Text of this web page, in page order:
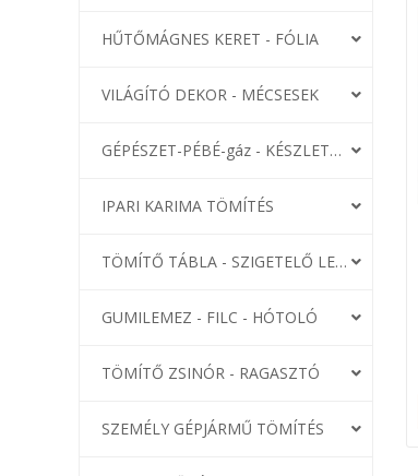
HŰTŐMÁGNES KERET - FÓLIA
VILÁGÍTÓ DEKOR - MÉCSESEK
GÉPÉSZET-PÉBÉ-gáz - KÉSZLETEK
IPARI KARIMA TÖMÍTÉS
TÖMÍTŐ TÁBLA - SZIGETELŐ LEMEZ
GUMILEMEZ - FILC - HÓTOLÓ
TÖMÍTŐ ZSINÓR - RAGASZTÓ
SZEMÉLY GÉPJÁRMŰ TÖMÍTÉS